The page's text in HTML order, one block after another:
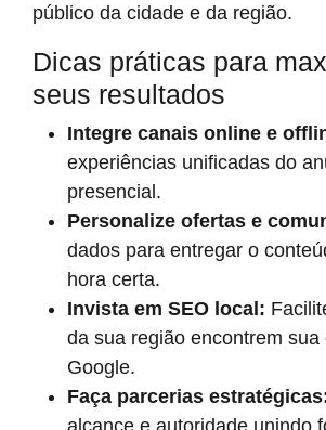
público da cidade e da região.
Dicas práticas para
seus resultados
Integre canais online e
experiências unificadas do
presencial.
Personalize ofertas e
dados para entregar o
hora certa.
Invista em SEO local:
da sua região encontrem sua
Google.
Faça parcerias
alcance e autoridade unindo